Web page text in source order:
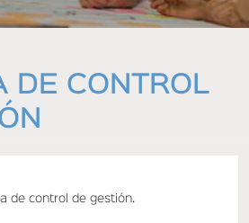
DE CONTROL
de control de gestión.